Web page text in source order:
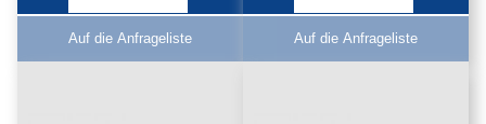
Auf die Anfrageliste Auf die Anfrageliste